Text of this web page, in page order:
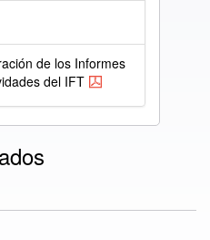
de los Informes
del IFT